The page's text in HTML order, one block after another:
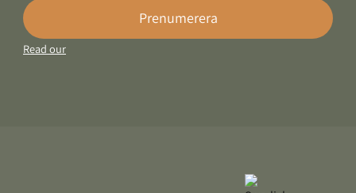
Prenumerera
Read our